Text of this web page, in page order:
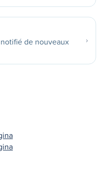
de nouveaux